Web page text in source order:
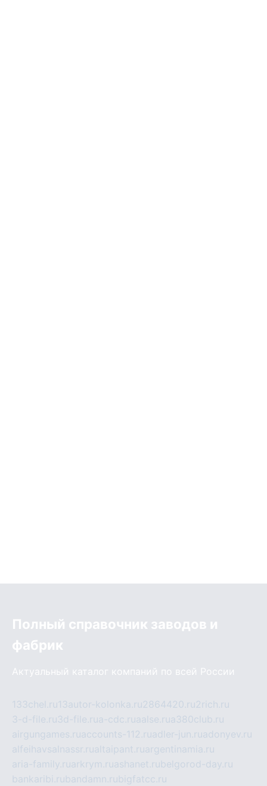
Полный справочник заводов и
фабрик
Актуальный каталог компаний по всей России
133chel.ru13autor-kolonka.ru2864420.ru2rich.ru
3-d-file.ru3d-file.rua-cdc.ruaalse.rua380club.ru
airgungames.ruaccounts-112.ruadler-jun.ruadonyev.ru
alfeihavsalnassr.rualtaipant.ruargentinamia.ru
aria-family.ruarkrym.ruashanet.rubelgorod-day.ru
bankaribi.rubandamn.rubigfatcc.ru